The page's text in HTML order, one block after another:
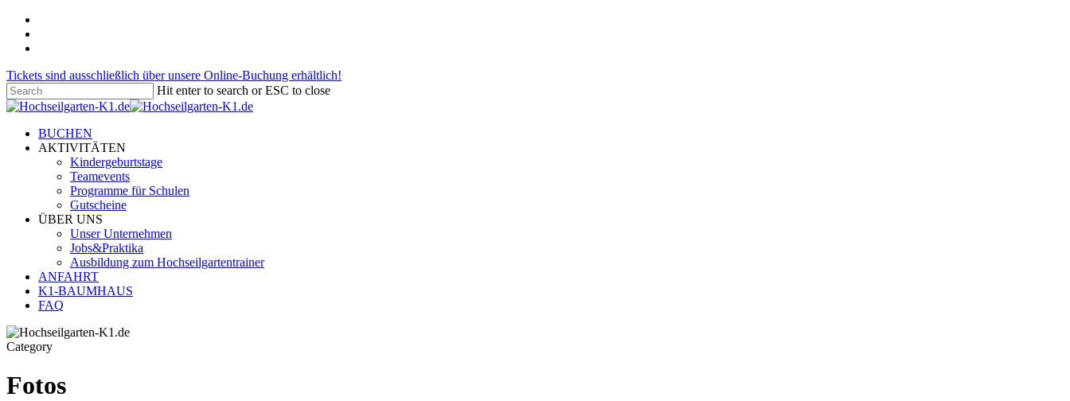
Skip
main
Tickets sind ausschließlich über unsere Online-Buchung erhältlich!
Hit enter to search or ESC to close
Close
Menu
BUCHEN
AKTIVITÄTEN
Kindergeburtstage
Teamevents
Programme für Schulen
Gutscheine
ÜBER UNS
Unser Unternehmen
Jobs&Praktika
Ausbildung zum Hochseilgartentrainer
ANFAHRT
K1-BAUMHAUS
FAQ
Category
Fotos